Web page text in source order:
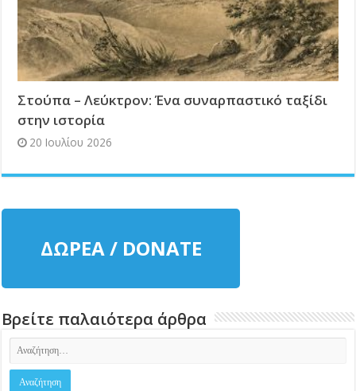
Στούπα – Λεύκτρον: Ένα συναρπαστικό ταξίδι
στην ιστορία
20 Ιουλίου 2026
ΔΩΡΕΑ / DONATE
Βρείτε παλαιότερα άρθρα